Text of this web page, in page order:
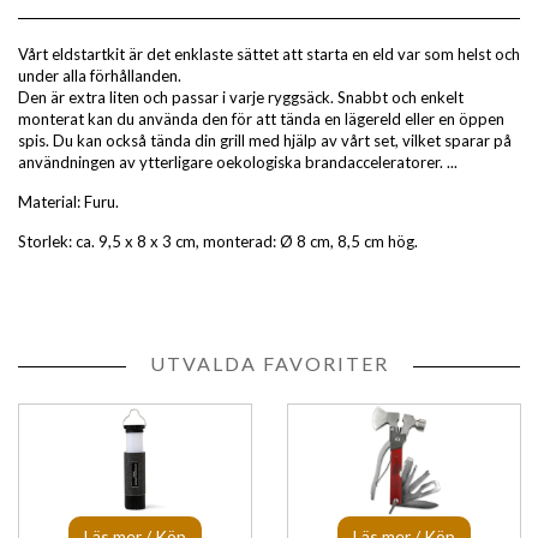
Vårt eldstartkit är det enklaste sättet att starta en eld var som helst och
under alla förhållanden.
Den är extra liten och passar i varje ryggsäck. Snabbt och enkelt
monterat kan du använda den för att tända en lägereld eller en öppen
spis. Du kan också tända din grill med hjälp av vårt set, vilket sparar på
användningen av ytterligare oekologiska brandacceleratorer. ...
Material: Furu.
Storlek: ca. 9,5 x 8 x 3 cm, monterad: Ø 8 cm, 8,5 cm hög.
UTVALDA FAVORITER